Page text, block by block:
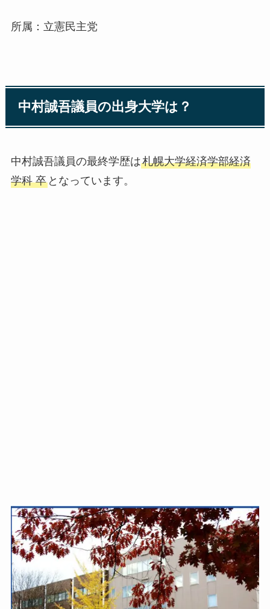
所属：立憲民主党
中村誠吾議員の出身大学は？
中村誠吾議員の最終学歴は札幌大学経済学部経済
学科 卒となっています。